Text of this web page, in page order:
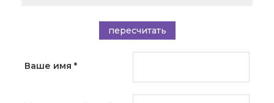
пересчитать
Ваше имя *